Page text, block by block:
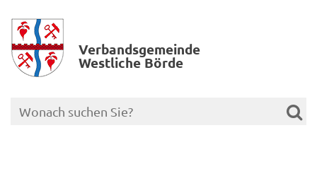
Verbands­gemeinde
Westliche Börde